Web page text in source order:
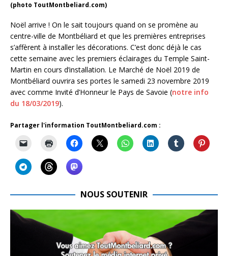
(photo ToutMontbeliard.com)
Noël arrive ! On le sait toujours quand on se promène au
centre-ville de Montbéliard et que les premières entreprises
s’affèrent à installer les décorations. C’est donc déjà le cas
cette semaine avec les premiers éclairages du Temple Saint-
Martin en cours d’installation. Le Marché de Noël 2019 de
Montbéliard ouvrira ses portes le samedi 23 novembre 2019
avec comme Invité d’Honneur le Pays de Savoie (notre info
du 18/03/2019).
Partager l'information ToutMontbeliard.com :
NOUS SOUTENIR